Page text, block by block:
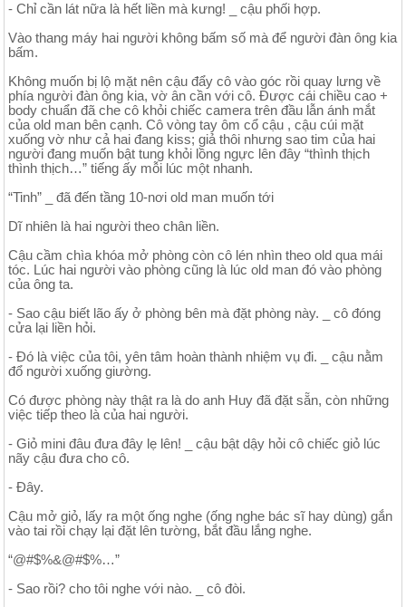
- Chỉ cần lát nữa là hết liền mà kưng! _ cậu phối hợp.
Vào thang máy hai người không bấm số mà để người đàn ông kia
bấm.
Không muốn bị lộ mặt nên cậu đẩy cô vào góc rồi quay lưng về
phía người đàn ông kia, vờ ân cần với cô. Được cái chiều cao +
body chuẩn đã che cô khỏi chiếc camera trên đầu lẫn ánh mắt
của old man bên cạnh. Cô vòng tay ôm cổ cậu , cậu cúi mặt
xuống vờ như cả hai đang kiss; giả thôi nhưng sao tim của hai
người đang muốn bật tung khỏi lồng ngực lên đây “thình thịch
thình thịch…” tiếng ấy mỗi lúc một nhanh.
“Tinh” _ đã đến tầng 10-nơi old man muốn tới
Dĩ nhiên là hai người theo chân liền.
Cậu cầm chìa khóa mở phòng còn cô lén nhìn theo old qua mái
tóc. Lúc hai người vào phòng cũng là lúc old man đó vào phòng
của ông ta.
- Sao cậu biết lão ấy ở phòng bên mà đặt phòng này. _ cô đóng
cửa lại liền hỏi.
- Đó là việc của tôi, yên tâm hoàn thành nhiệm vụ đi. _ cậu nằm
đổ người xuống giường.
Có được phòng này thật ra là do anh Huy đã đặt sẵn, còn những
việc tiếp theo là của hai người.
- Giỏ mini đâu đưa đây lẹ lên! _ cậu bật dậy hỏi cô chiếc giỏ lúc
nãy cậu đưa cho cô.
- Đây.
Cậu mở giỏ, lấy ra một ống nghe (ống nghe bác sĩ hay dùng) gắn
vào tai rồi chạy lại đặt lên tường, bắt đầu lắng nghe.
“@#$%&@#$%…”
- Sao rồi? cho tôi nghe với nào. _ cô đòi.